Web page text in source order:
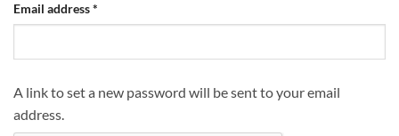
Email address*
A link to set a new password will be sent to your email
address.